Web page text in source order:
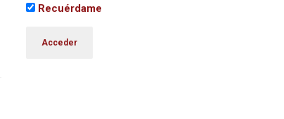
Recuérdame